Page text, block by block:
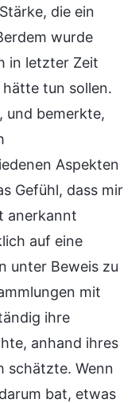
die ein
wurde
in letzter Zeit
tun sollen.
und bemerkte,
Aspekten
Gefühl, dass mir
anerkannt
auf eine
unter Beweis zu
mit
ihre
anhand ihres
schätzte. Wenn
bat, etwas